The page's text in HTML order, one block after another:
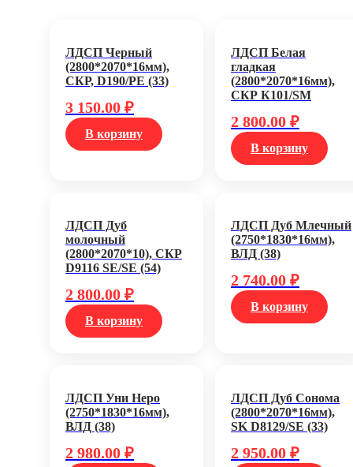
ЛДСП Черный
(2800*2070*16мм),
СКР, D190/PE (33)
3 150.00 ₽
В корзину
ЛДСП Белая
гладкая
(2800*2070*16мм),
СКР К101/SM
2 800.00 ₽
В корзину
ЛДСП Дуб
молочный
(2800*2070*10), СКР
D9116 SE/SE (54)
2 800.00 ₽
В корзину
ЛДСП Дуб Млечный
(2750*1830*16мм),
ВЛД (38)
2 740.00 ₽
В корзину
ЛДСП Уни Неро
(2750*1830*16мм),
ВЛД (38)
2 980.00 ₽
ЛДСП Дуб Сонома
(2800*2070*16мм),
SK D8129/SE (33)
2 950.00 ₽